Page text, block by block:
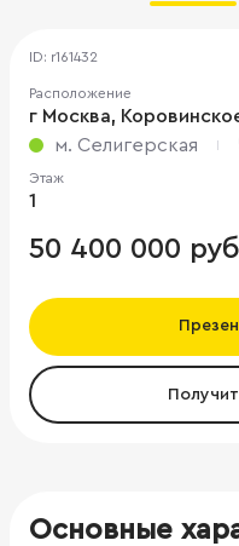
ID: r161432
Расположение
г Москва,
м. Селигерская
Этаж
1
50 400 000
Основные